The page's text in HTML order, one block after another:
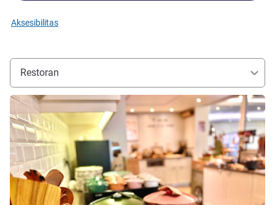
Aksesibilitas
Restoran
Lihat detail